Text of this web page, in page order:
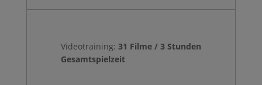
Videotraining: 31 Filme / 3 Stunden
Gesamtspielzeit